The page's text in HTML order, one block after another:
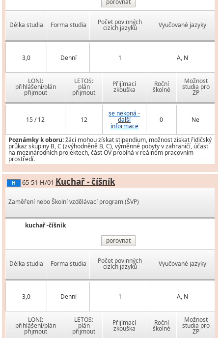
porovnat
Délka studia Forma studia Počet povinných
cizích jazyků Vyučované jazyky
3,0 Denní 1 A, N
LONI:
přihlášení/plán
přijmout
LETOS:
plán
přijmout
Přijímací
zkouška
Roční
školné
Možnost
studia pro
ZP
15 / 12 12
se nekoná -
další
informace
0 Ne
Poznámky k oboru:žáci mohou získat stipendium, možnost získat řidičský
průkaz skupiny B, C (zvýhodněně B, C), výměnné pobyty v zahraničí, účast
na mezinárodních projektech, část OV probíhá v reálném pracovním
prostředí.
H 65-51-H/01 Kuchař - číšník
Zaměření nebo Školní vzdělávací program (ŠVP)
kuchař -číšník
porovnat
Délka studia Forma studia Počet povinných
cizích jazyků Vyučované jazyky
3,0 Denní 1 A, N
LONI:
přihlášení/plán
přijmout
LETOS:
plán
přijmout
Přijímací
zkouška
Roční
školné
Možnost
studia pro
ZP